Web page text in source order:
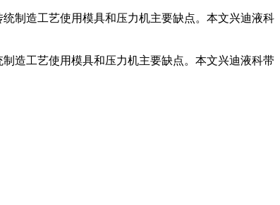
制造工艺使用模具和压力机主要缺点。本文兴迪液科
造工艺使用模具和压力机主要缺点。本文兴迪液科带